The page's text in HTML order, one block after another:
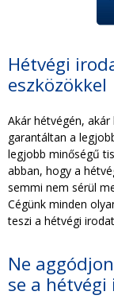
Hétvégi
eszközökkel
Akár hétvégén,
garantáltan a
legjobb minőségű
abban, hogy a
semmi nem sérül
Cégünk minden
teszi a hétvégi
Ne
se a